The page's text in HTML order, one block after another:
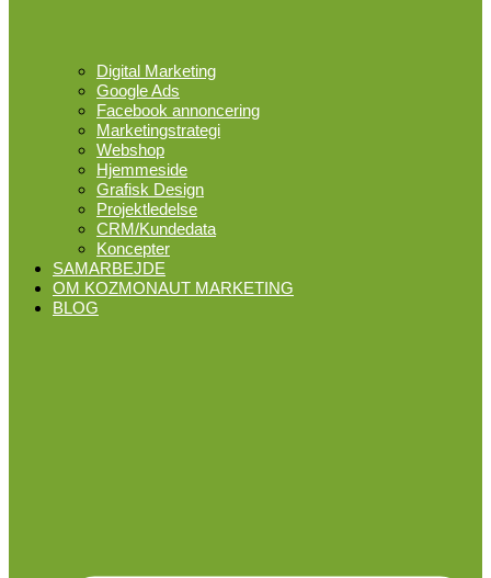
Digital Marketing
Google Ads
Facebook annoncering
Marketingstrategi
Webshop
Hjemmeside
Grafisk Design
Projektledelse
CRM/Kundedata
Koncepter
SAMARBEJDE
OM KOZMONAUT MARKETING
BLOG